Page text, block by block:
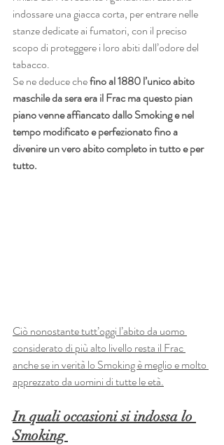
indossare una giacca corta, per entrare nelle
stanze dedicate ai fumatori, con il preciso
scopo di proteggere i loro abiti dall’odore del
tabacco.
Se ne deduce che fino al 1880 l’unico abito
maschile da sera era il Frac ma questo pian
piano venne affiancato dallo Smoking e nel
tempo modificato e perfezionato fino a
divenire un vero abito completo in tutto e per
tutto.
Ciò nonostante tutt’oggi l’abito da uomo
considerato di più alto livello resta il Frac
anche se in verità lo Smoking è meglio e molto
apprezzato da uomini di tutte le età.
In quali occasioni si indossa lo
Smoking